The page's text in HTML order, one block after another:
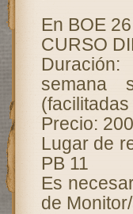
En BOE
CURSO
semana
Precio:
Lugar de
PB 11
Es
de